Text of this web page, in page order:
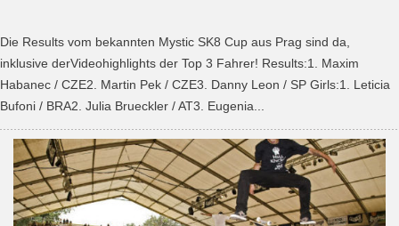
Die Results vom bekannten Mystic SK8 Cup aus Prag sind da,
inklusive derVideohighlights der Top 3 Fahrer! Results:1. Maxim
Habanec / CZE2. Martin Pek / CZE3. Danny Leon / SP Girls:1. Leticia
Bufoni / BRA2. Julia Brueckler / AT3. Eugenia...